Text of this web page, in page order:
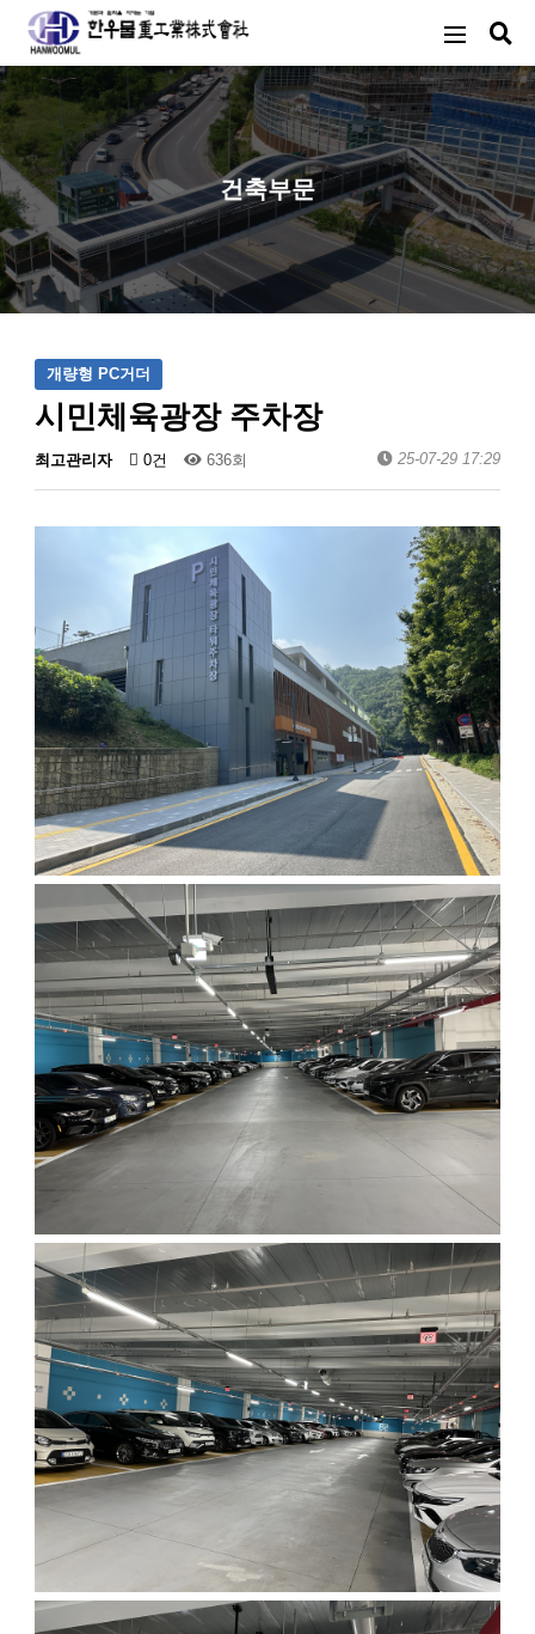
건축부문
개량형 PC거더
시민체육광장 주차장
최고관리자 0건 636회 25-07-29 17:29